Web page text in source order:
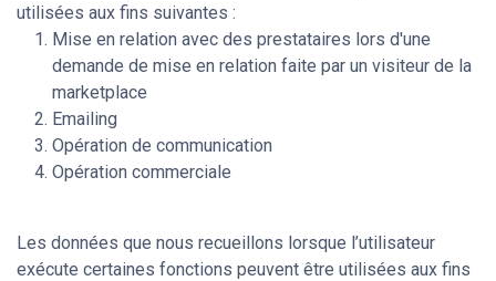
utilisées aux fins suivantes :
Mise en relation avec des prestataires lors d'une
demande de mise en relation faite par un visiteur de la
marketplace
Emailing
Opération de communication
Opération commerciale
Les données que nous recueillons lorsque l’utilisateur
exécute certaines fonctions peuvent être utilisées aux fins